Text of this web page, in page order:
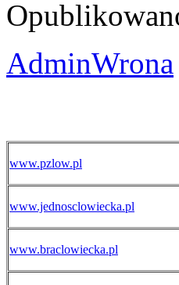
AdminWrona
www.pzlow.pl
www.jednosclowiecka.pl
www.braclowiecka.pl